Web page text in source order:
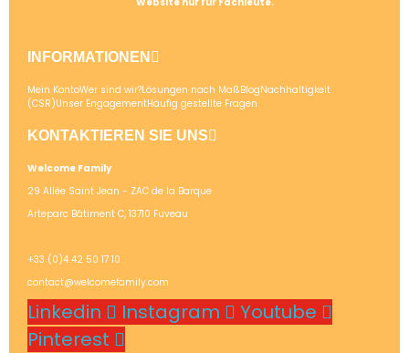
INFORMATIONEN
Mein KontoWer sind wir?Lösungen nach MaßBlogNachhaltigkeit
(CSR)Unser EngagementHäufig gestellte Fragen
KONTAKTIEREN SIE UNS
Welcome Family
29 Allée Saint Jean - ZAC de la Barque
Arteparc Bâtiment C, 13710 Fuveau
+33 (0)4 42 50 17 10
contact@welcomefamily.com
Linkedin Instagram
Youtube
Pinterest